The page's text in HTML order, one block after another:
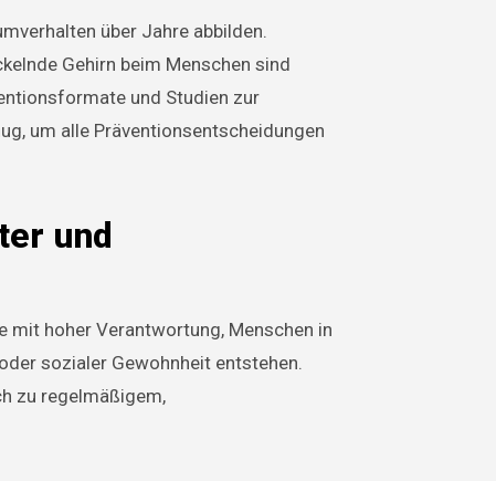
über Jahre abbilden.
Gehirn beim Menschen sind
und Studien zur
um alle Präventionsentscheidungen
und
mit hoher Verantwortung, Menschen in
sozialer Gewohnheit entstehen.
zu regelmäßigem,